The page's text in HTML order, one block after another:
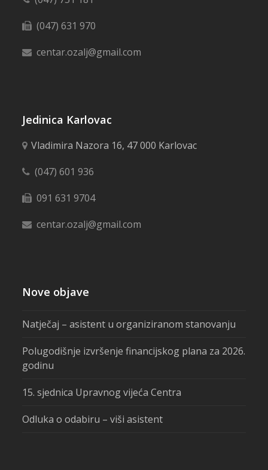
(047) 631 970
centar.ozalj@gmail.com
Jedinica Karlovac
Vladimira Nazora 16, 47 000 Karlovac
(047) 601 936
091 631 9704
centar.ozalj@gmail.com
Nove objave
Natječaj – asistent u organiziranom stanovanju
Polugodišnje izvršenje financijskog plana za 2026.
godinu
15. sjednica Upravnog vijeća Centra
Odluka o odabiru – viši asistent